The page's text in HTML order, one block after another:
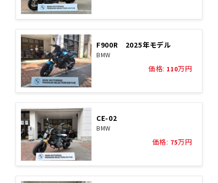
F900R 2025年モデル
BMW
価格: 110万円
CE-02
BMW
価格: 75万円